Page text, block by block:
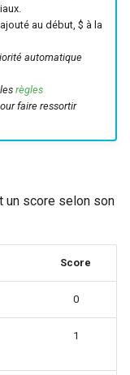
au début, $ à la
automatique
règles
faire ressortir
un score selon son
Score
0
1